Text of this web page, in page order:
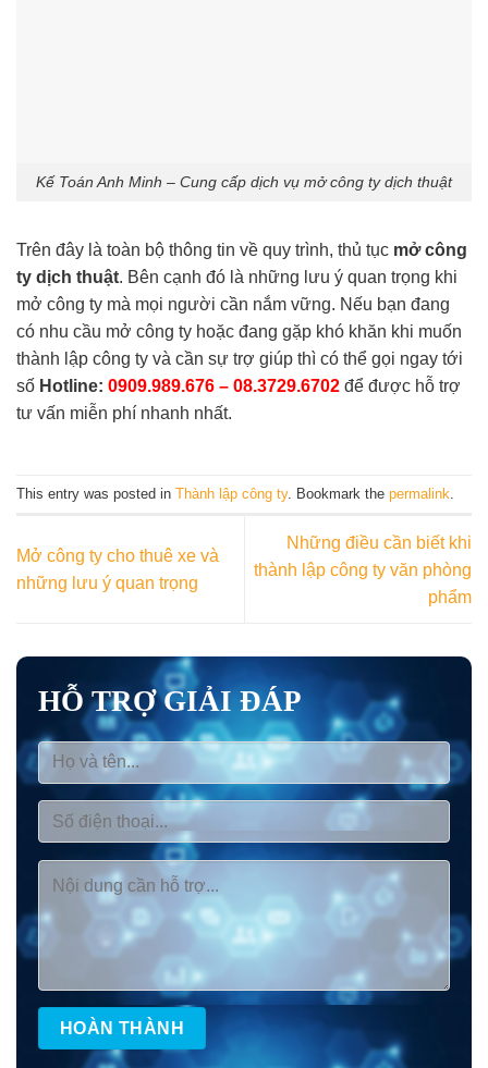
Kế Toán Anh Minh – Cung cấp dịch vụ mở công ty dịch thuật
Trên đây là toàn bộ thông tin về quy trình, thủ tục mở công
ty dịch thuật. Bên cạnh đó là những lưu ý quan trọng khi
mở công ty mà mọi người cần nắm vững. Nếu bạn đang
có nhu cầu mở công ty hoặc đang gặp khó khăn khi muốn
thành lập công ty và cần sự trợ giúp thì có thể gọi ngay tới
số Hotline: 0909.989.676 – 08.3729.6702 để được hỗ trợ
tư vấn miễn phí nhanh nhất.
This entry was posted in Thành lập công ty. Bookmark the permalink
Mở công ty cho thuê xe và
những lưu ý quan trọng
Những điều cần biết khi
thành lập công ty văn phòng
phẩm
HỖ TRỢ GIẢI ĐÁP